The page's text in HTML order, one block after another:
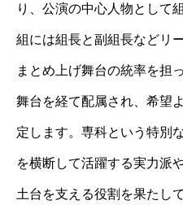
り、公演の中心人物として
組には組長と副組長などリ
まとめ上げ舞台の統率を担
舞台を経て配属され、希望
定します。専科という特別
を横断して活躍する実力派
土台を支える役割を果たし